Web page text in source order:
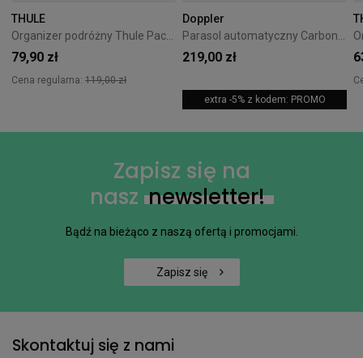
THULE
Organizer podróżny Thule PackingCube kompresyjny M biały
79,90 zł
Cena regularna: 119,00 zł
Doppler
Parasol automatyczny Carbonsteel Magic Doppler Magic Pomarańczowy
219,00 zł
extra -5% z kodem: PROMO
Zapisz się na
nasz newsletter!
Bądź na bieżąco z naszą ofertą i promocjami.
Zapisz się
Skontaktuj się z nami